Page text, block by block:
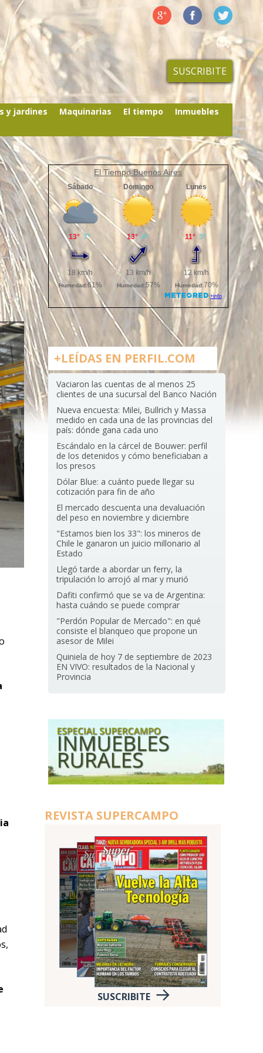
SUSCRIBITE
y jardines Maquinarias El tiempo Inmuebles
El Tiempo Buenos Aires
+LEÍDAS EN PERFIL.COM
Vaciaron las cuentas de al menos 25
clientes de una sucursal del Banco Nación
Nueva encuesta: Milei, Bullrich y Massa
medido en cada una de las provincias del
país: dónde gana cada uno
Escándalo en la cárcel de Bouwer: perfil
de los detenidos y cómo beneficiaban a
los presos
Dólar Blue: a cuánto puede llegar su
cotización para fin de año
El mercado descuenta una devaluación
del peso en noviembre y diciembre
"Estamos bien los 33": los mineros de
Chile le ganaron un juicio millonario al
Estado
Llegó tarde a abordar un ferry, la
tripulación lo arrojó al mar y murió
Dafiti confirmó que se va de Argentina:
hasta cuándo se puede comprar
"Perdón Popular de Mercado": en qué
consiste el blanqueo que propone un
asesor de Milei
Quiniela de hoy 7 de septiembre de 2023
EN VIVO: resultados de la Nacional y
Provincia
REVISTA SUPERCAMPO
SUSCRIBITE